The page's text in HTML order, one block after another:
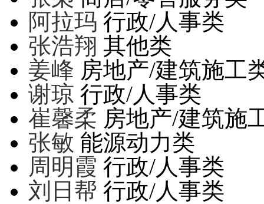
阿拉玛 行政/人事类
张浩翔 其他类
姜峰 房地产/建筑施工
谢琼 行政/人事类
崔馨柔 房地产/建筑施
张敏 能源动力类
周明霞 行政/人事类
刘日帮 行政/人事类